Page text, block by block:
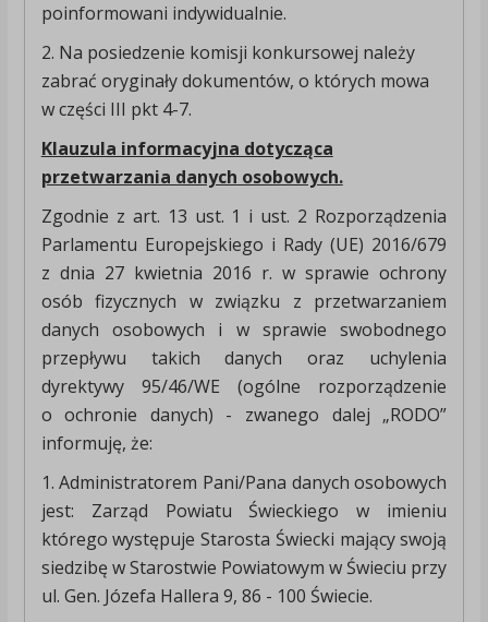
poinformowani indywidualnie.
2. Na posiedzenie komisji konkursowej należy
zabrać oryginały dokumentów, o których mowa
w części III pkt 4-7.
Klauzula informacyjna dotycząca
przetwarzania danych osobowych.
Zgodnie z art. 13 ust. 1 i ust. 2 Rozporządzenia
Parlamentu Europejskiego i Rady (UE) 2016/679
z dnia 27 kwietnia 2016 r. w sprawie ochrony
osób fizycznych w związku z przetwarzaniem
danych osobowych i w sprawie swobodnego
przepływu takich danych oraz uchylenia
dyrektywy 95/46/WE (ogólne rozporządzenie
o ochronie danych) - zwanego dalej „RODO”
informuję, że:
1. Administratorem Pani/Pana danych osobowych
jest: Zarząd Powiatu Świeckiego w imieniu
którego występuje Starosta Świecki mający swoją
siedzibę w Starostwie Powiatowym w Świeciu przy
ul. Gen. Józefa Hallera 9, 86 - 100 Świecie.